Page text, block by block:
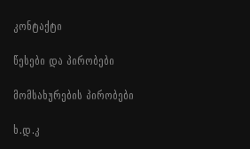
კონტაქტი
წესები და პირობები
მომსახურების პირობები
ხ.დ.კ